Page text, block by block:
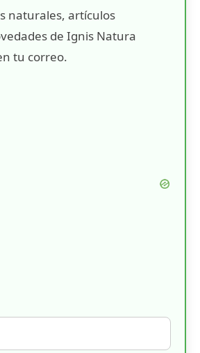
naturales, artículos
de Ignis Natura
tu correo.